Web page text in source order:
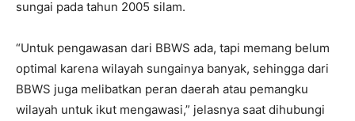
sungai pada tahun 2005 silam.
“Untuk pengawasan dari BBWS ada, tapi memang belum
optimal karena wilayah sungainya banyak, sehingga dari
BBWS juga melibatkan peran daerah atau pemangku
wilayah untuk ikut mengawasi,” jelasnya saat dihubungi